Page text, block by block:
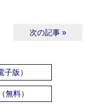
次の記事 »
版）
無料）